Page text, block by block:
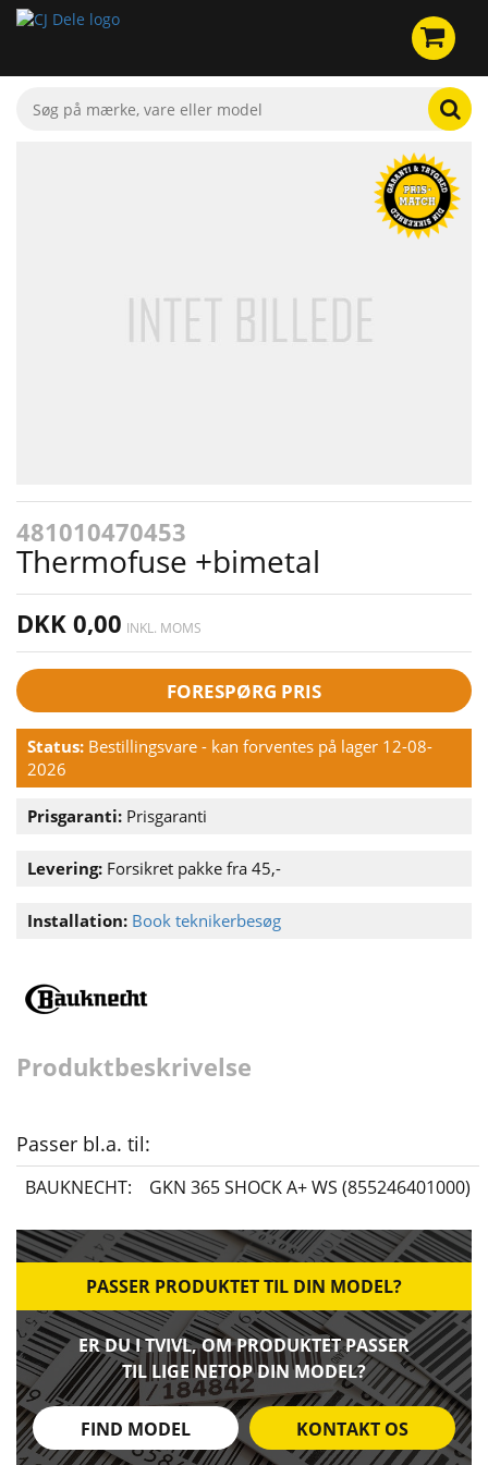
481010470453
Thermofuse +bimetal
DKK 0,00 INKL. MOMS
FORESPØRG PRIS
Status: Bestillingsvare - kan forventes på lager 12-08-
2026
Prisgaranti: Prisgaranti
Levering: Forsikret pakke fra 45,-
Installation: Book teknikerbesøg
Produktbeskrivelse
Passer bl.a. til:
BAUKNECHT: GKN 365 SHOCK A+ WS (855246401000)
PASSER PRODUKTET TIL DIN MODEL?
ER DU I TVIVL, OM PRODUKTET PASSER
TIL LIGE NETOP DIN MODEL?
FIND MODEL KONTAKT OS